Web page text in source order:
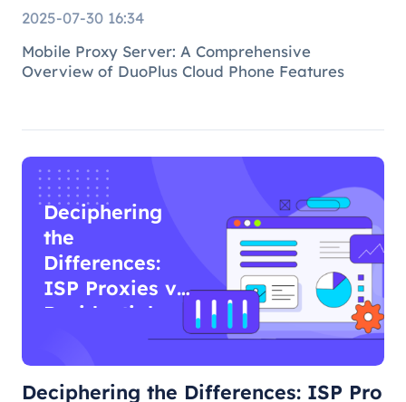
2025-07-30 16:34
Mobile Proxy Server: A Comprehensive
Overview of DuoPlus Cloud Phone Features
Deciphering
the
Differences:
ISP Proxies vs
Residential
Deciphering the Differences: ISP Pro